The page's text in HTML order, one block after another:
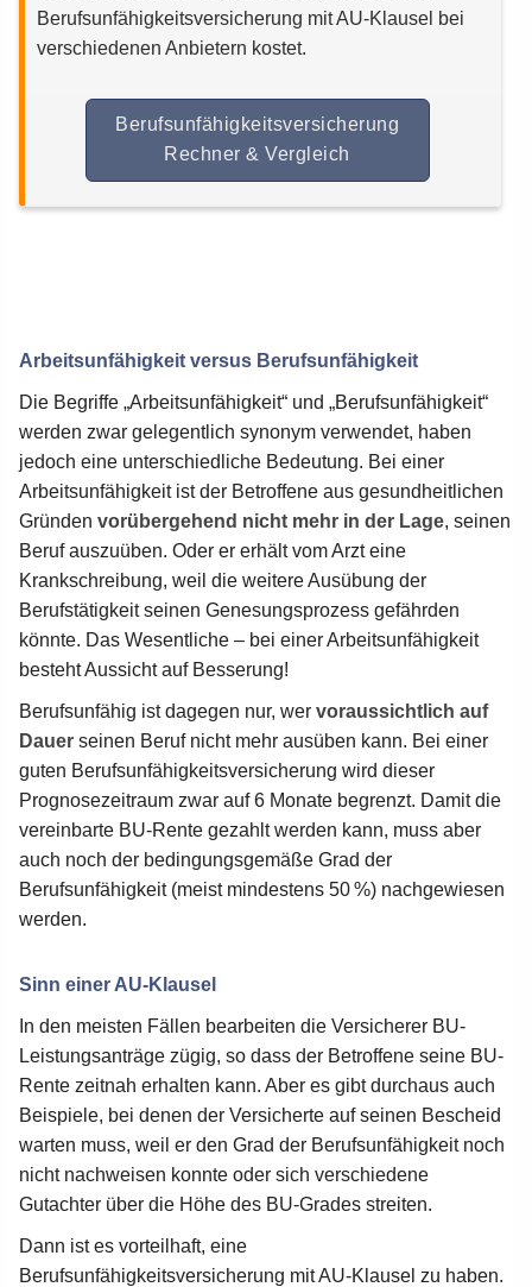
Berufsunfähigkeitsversicherung mit AU-Klausel bei
verschiedenen Anbietern kostet.
Berufsunfähigkeitsversicherung
Rechner & Vergleich
Arbeitsunfähigkeit versus Berufsunfähigkeit
Die Begriffe „Arbeitsunfähigkeit“ und „Berufsunfähigkeit“
werden zwar gelegentlich synonym verwendet, haben
jedoch eine unterschiedliche Bedeutung. Bei einer
Arbeitsunfähigkeit ist der Betroffene aus gesundheitlichen
Gründen vorübergehend nicht mehr in der Lage, seinen
Beruf auszuüben. Oder er erhält vom Arzt eine
Krankschreibung, weil die weitere Ausübung der
Berufstätigkeit seinen Genesungsprozess gefährden
könnte. Das Wesentliche – bei einer Arbeitsunfähigkeit
besteht Aussicht auf Besserung!
Berufsunfähig ist dagegen nur, wer voraussichtlich auf
Dauer seinen Beruf nicht mehr ausüben kann. Bei einer
guten Berufsunfähigkeitsversicherung wird dieser
Prognosezeitraum zwar auf 6 Monate begrenzt. Damit die
vereinbarte BU-Rente gezahlt werden kann, muss aber
auch noch der bedingungsgemäße Grad der
Berufsunfähigkeit (meist mindestens 50 %) nachgewiesen
werden.
Sinn einer AU-Klausel
In den meisten Fällen bearbeiten die Versicherer BU-
Leistungsanträge zügig, so dass der Betroffene seine BU-
Rente zeitnah erhalten kann. Aber es gibt durchaus auch
Beispiele, bei denen der Versicherte auf seinen Bescheid
warten muss, weil er den Grad der Berufsunfähigkeit noch
nicht nachweisen konnte oder sich verschiedene
Gutachter über die Höhe des BU-Grades streiten.
Dann ist es vorteilhaft, eine
Berufsunfähigkeitsversicherung mit AU-Klausel zu haben.